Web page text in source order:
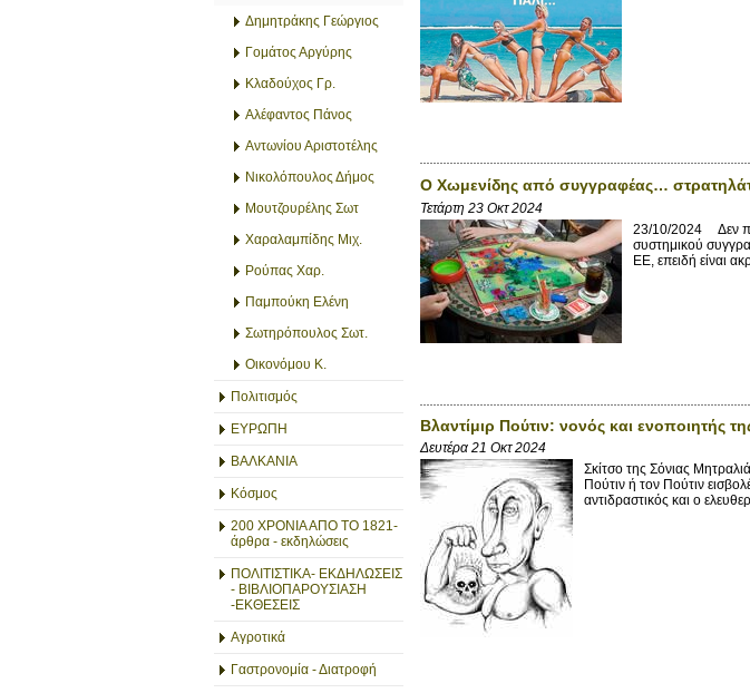
Δημητράκης Γεώργιος
Γομάτος Αργύρης
Κλαδούχος Γρ.
Αλέφαντος Πάνος
Αντωνίου Αριστοτέλης
Νικολόπουλος Δήμος
Μουτζουρέλης Σωτ
Χαραλαμπίδης Μιχ.
Ρούπας Χαρ.
Παμπούκη Ελένη
Σωτηρόπουλος Σωτ.
Οικονόμου Κ.
Πολιτισμός
ΕΥΡΩΠΗ
ΒΑΛΚΑΝΙΑ
Κόσμος
200 ΧΡΟΝΙΑ ΑΠΟ ΤΟ 1821-
άρθρα - εκδηλώσεις
ΠΟΛΙΤΙΣΤΙΚΑ- ΕΚΔΗΛΩΣΕΙΣ
- ΒΙΒΛΙΟΠΑΡΟΥΣΙΑΣΗ
-ΕΚΘΕΣΕΙΣ
Αγροτικά
Γαστρονομία - Διατροφή
Ο Χωμενίδης από συγγραφέας…
Τετάρτη 23 Οκτ 2024
23/10/2024 Δεν
συστημικού
ΕΕ, επειδή είναι
Βλαντίμιρ Πούτιν: νονός και ενοποιητής
Δευτέρα 21 Οκτ 2024
Σκίτσο της Σόνιας
Πούτιν ή τον Πούτιν
αντιδραστικός και ο